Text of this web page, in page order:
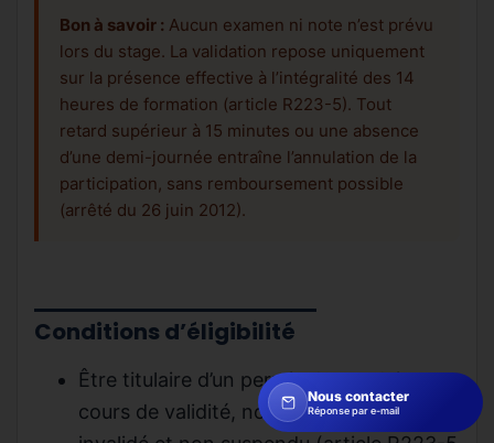
Bon à savoir : Aucun examen ni note n’est prévu
lors du stage. La validation repose uniquement
sur la présence effective à l’intégralité des 14
heures de formation (article R223-5). Tout
retard supérieur à 15 minutes ou une absence
d’une demi-journée entraîne l’annulation de la
participation, sans remboursement possible
(arrêté du 26 juin 2012).
Conditions d’éligibilité
Être titulaire d’un permis de conduire en
cours de validité, non annulé, non
Nous contacter
Réponse par e-mail